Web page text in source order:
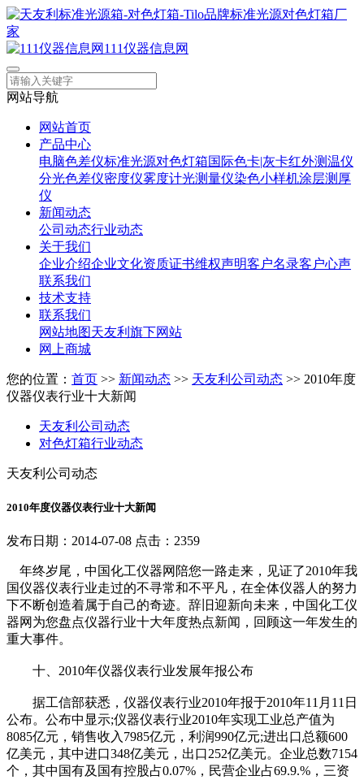
111仪器信息网
网站导航
网站首页
产品中心
电脑色差仪标准光源对色灯箱国际色卡|灰卡红外测温仪
分光色差仪密度仪雾度计光测量仪染色小样机涂层测厚
仪
新闻动态
公司动态行业动态
关于我们
企业介绍企业文化资质证书维权声明客户名录客户心声
联系我们
技术支持
联系我们
网站地图天友利旗下网站
网上商城
您的位置： 首页 >> 新闻动态 >> 天友利公司动态 >> 2010年度
仪器仪表行业十大新闻
天友利公司动态
对色灯箱行业动态
天友利公司动态
2010年度仪器仪表行业十大新闻
发布日期：2014-07-08 点击：2359
年终岁尾，中国化工仪器网陪您一路走来，见证了2010年我
国仪器仪表行业走过的不寻常和不平凡，在全体仪器人的努力
下不断创造着属于自己的奇迹。辞旧迎新向未来，中国化工仪
器网为您盘点仪器行业十大年度热点新闻，回顾这一年发生的
重大事件。
十、2010年仪器仪表行业发展年报公布
据工信部获悉，仪器仪表行业2010年报于2010年11月11日
公布。公布中显示;仪器仪表行业2010年实现工业总产值为
8085亿元，销售收入7985亿元，利润990亿元;进出口总额600
亿美元，其中进口348亿美元，出口252亿美元。企业总数7154
个，其中国有及国有控股占0.07%，民营企业占69.9.%，三资